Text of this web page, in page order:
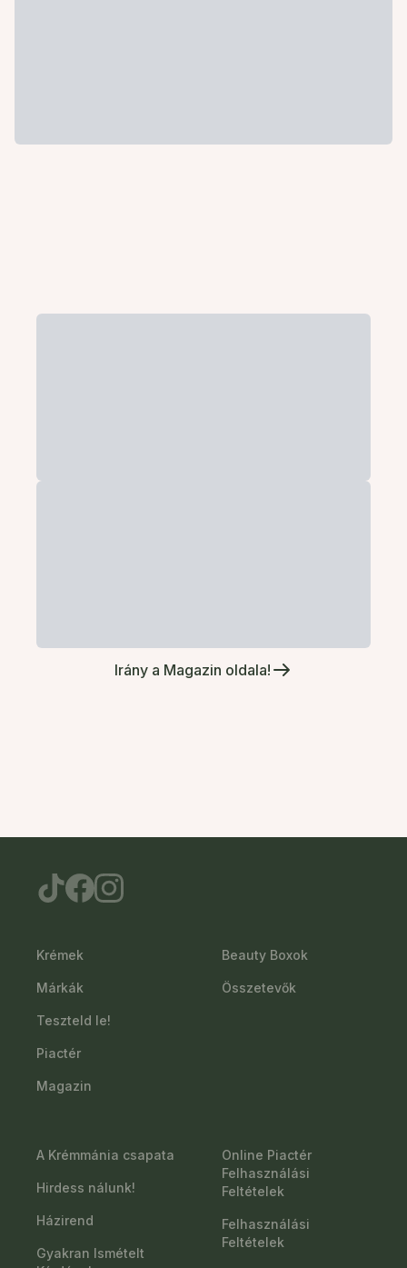
Irány a Magazin oldala!
Krémek
Márkák
Teszteld le!
Piactér
Magazin
Beauty Boxok
Összetevők
A Krémmánia csapata
Hirdess nálunk!
Házirend
Gyakran Ismételt
Online Piactér
Felhasználási
Feltételek
Felhasználási
Feltételek